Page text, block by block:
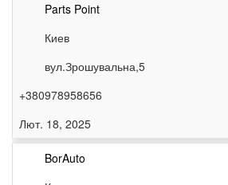
Parts Point
Киев
вул.Зрошувальна,5
+380978958656
Лют. 18, 2025
BorAuto